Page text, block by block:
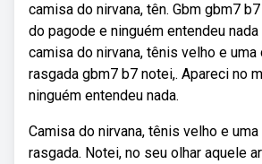
camisa do nirvana, tên. Gbm gbm7
do pagode e ninguém entendeu
camisa do nirvana, tênis velho e uma
rasgada gbm7 b7 notei,. Apareci no
ninguém entendeu nada.
Camisa do nirvana, tênis velho e uma
rasgada. Notei, no seu olhar aquele